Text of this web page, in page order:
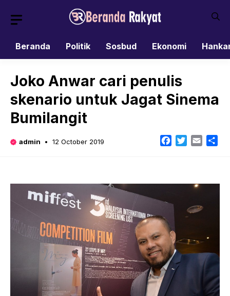
Beranda
Politik Sosbud Ekonomi
Joko Anwar cari penulis
skenario untuk Jagat Sinema
Bumilangit
admin 12 October 2019 Facebook
TwitterEmail